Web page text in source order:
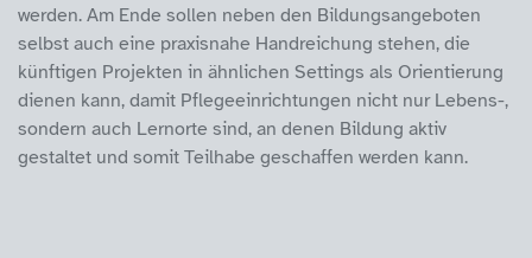
werden. Am Ende sollen neben den Bildungsangeboten
selbst auch eine praxisnahe Handreichung stehen, die
künftigen Projekten in ähnlichen Settings als Orientierung
dienen kann, damit Pflegeeinrichtungen nicht nur Lebens-,
sondern auch Lernorte sind, an denen Bildung aktiv
gestaltet und somit Teilhabe geschaffen werden kann.